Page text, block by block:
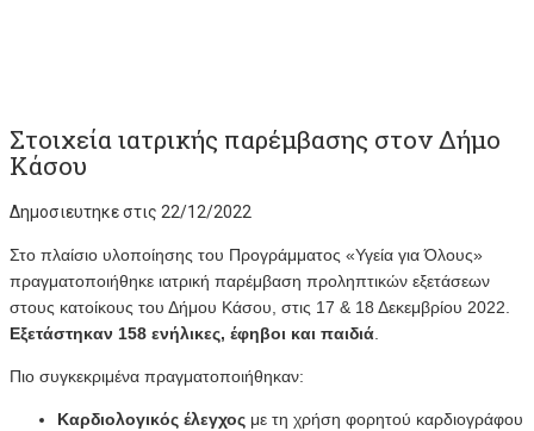
Στοιχεία ιατρικής παρέμβασης στον Δήμο
Κάσου
Δημοσιευτηκε στις 22/12/2022
Στο πλαίσιο υλοποίησης του Προγράμματος «Υγεία για Όλους»
πραγματοποιήθηκε ιατρική παρέμβαση προληπτικών εξετάσεων
στους κατοίκους του Δήμου Κάσου, στις 17 & 18 Δεκεμβρίου 2022.
Εξετάστηκαν 158 ενήλικες, έφηβοι και παιδιά.
Πιο συγκεκριμένα πραγματοποιήθηκαν:
Καρδιολογικός έλεγχος με τη χρήση φορητού καρδιογράφου